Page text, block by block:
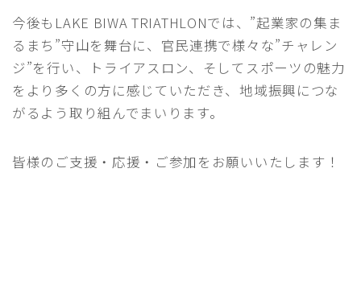
今後もLAKE BIWA TRIATHLONでは、”起業家の集ま
るまち”守山を舞台に、官民連携で様々な”チャレン
ジ”を行い、トライアスロン、そしてスポーツの魅力
をより多くの方に感じていただき、地域振興につな
がるよう取り組んでまいります。
皆様のご支援・応援・ご参加をお願いいたします！